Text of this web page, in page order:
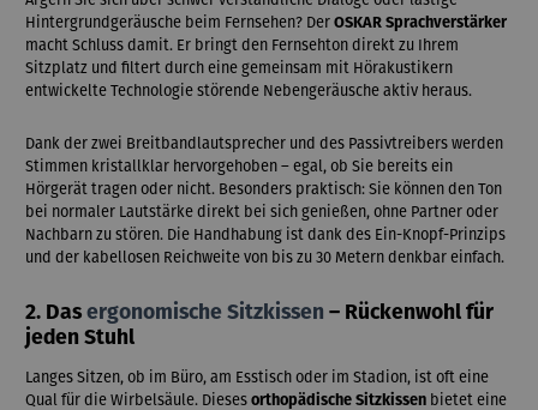
Hintergrundgeräusche beim Fernsehen? Der OSKAR Sprachverstärker
macht Schluss damit. Er bringt den Fernsehton direkt zu Ihrem
Sitzplatz und filtert durch eine gemeinsam mit Hörakustikern
entwickelte Technologie störende Nebengeräusche aktiv heraus.
Dank der zwei Breitbandlautsprecher und des Passivtreibers werden
Stimmen kristallklar hervorgehoben – egal, ob Sie bereits ein
Hörgerät tragen oder nicht. Besonders praktisch: Sie können den Ton
bei normaler Lautstärke direkt bei sich genießen, ohne Partner oder
Nachbarn zu stören. Die Handhabung ist dank des Ein-Knopf-Prinzips
und der kabellosen Reichweite von bis zu 30 Metern denkbar einfach.
2. Dasergonomische Sitzkissen – Rückenwohl für
jeden Stuhl
Langes Sitzen, ob im Büro, am Esstisch oder im Stadion, ist oft eine
Qual für die Wirbelsäule. Dieses orthopädische Sitzkissen bietet eine